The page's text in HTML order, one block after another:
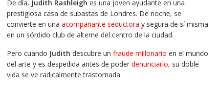
€9.99.€9.49.
De día, Judith Rashleigh es una joven ayudante en una
prestigiosa casa de subastas de Londres. De noche, se
convierte en una acompañante seductora y segura de sí misma
en un sórdido club de alterne del centro de la ciudad.
Pero cuando Judith descubre un fraude millonario en el mundo
del arte y es despedida antes de poder denunciarlo, su doble
vida se ve radicalmente trastornada.